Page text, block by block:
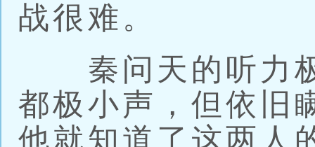
战很难。
秦问天的听力极
都极小声，但依旧
他就知道了这两人